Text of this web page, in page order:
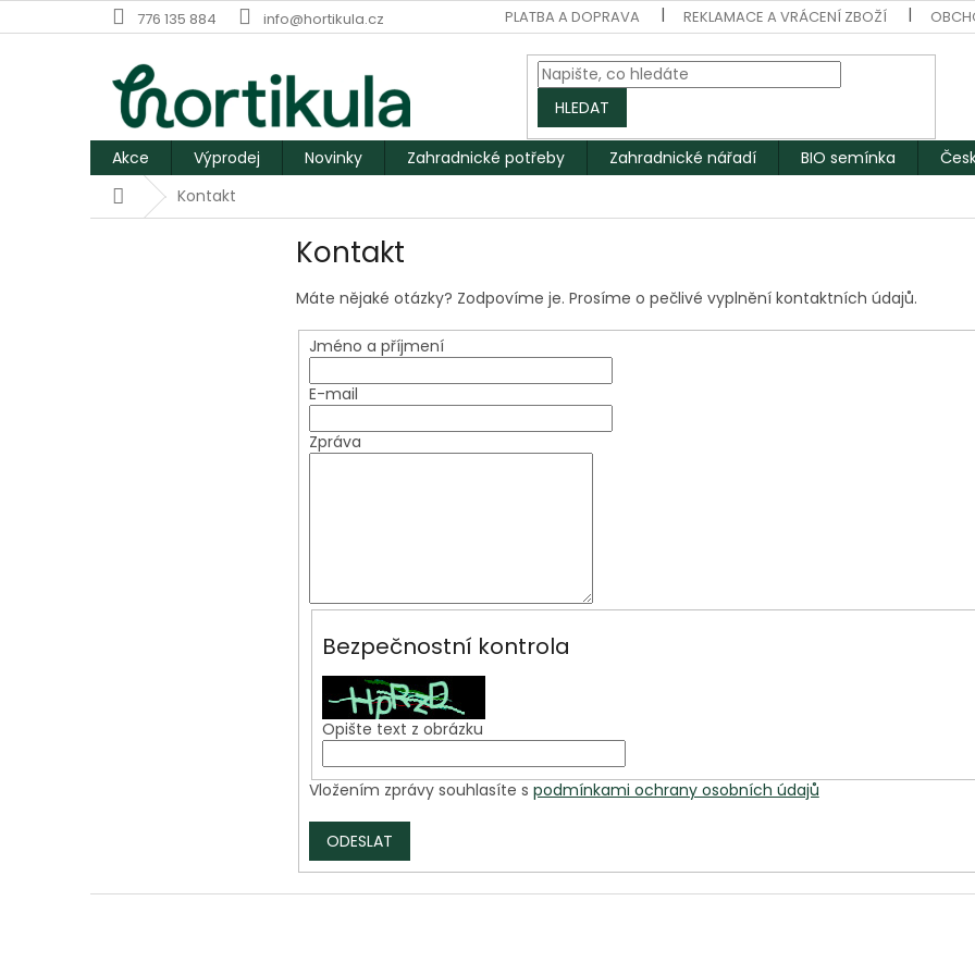
na
776 135 884 info@hortikula.cz PLATBA A DOPRAVA REKLAMACE A VRÁCENÍ ZBOŽÍ
HLEDAT
Akce Výprodej Novinky Zahradnické potřeby Zahradnické nářadí BIO semínka
DomůKontakt
Kontakt
Máte nějaké otázky? Zodpovíme je. Prosíme o pečlivé vyplnění kontaktních údajů.
Jméno a příjmení
E-mail
Zpráva
Bezpečnostní kontrola
Opište text z obrázku
Vložením zprávy souhlasíte s podmínkami ochrany osobních údajů
ODESLAT